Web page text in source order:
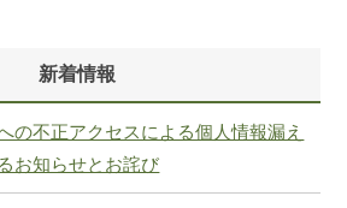
新着情報
の不正アクセスによる個人情報漏え
お知らせとお詫び